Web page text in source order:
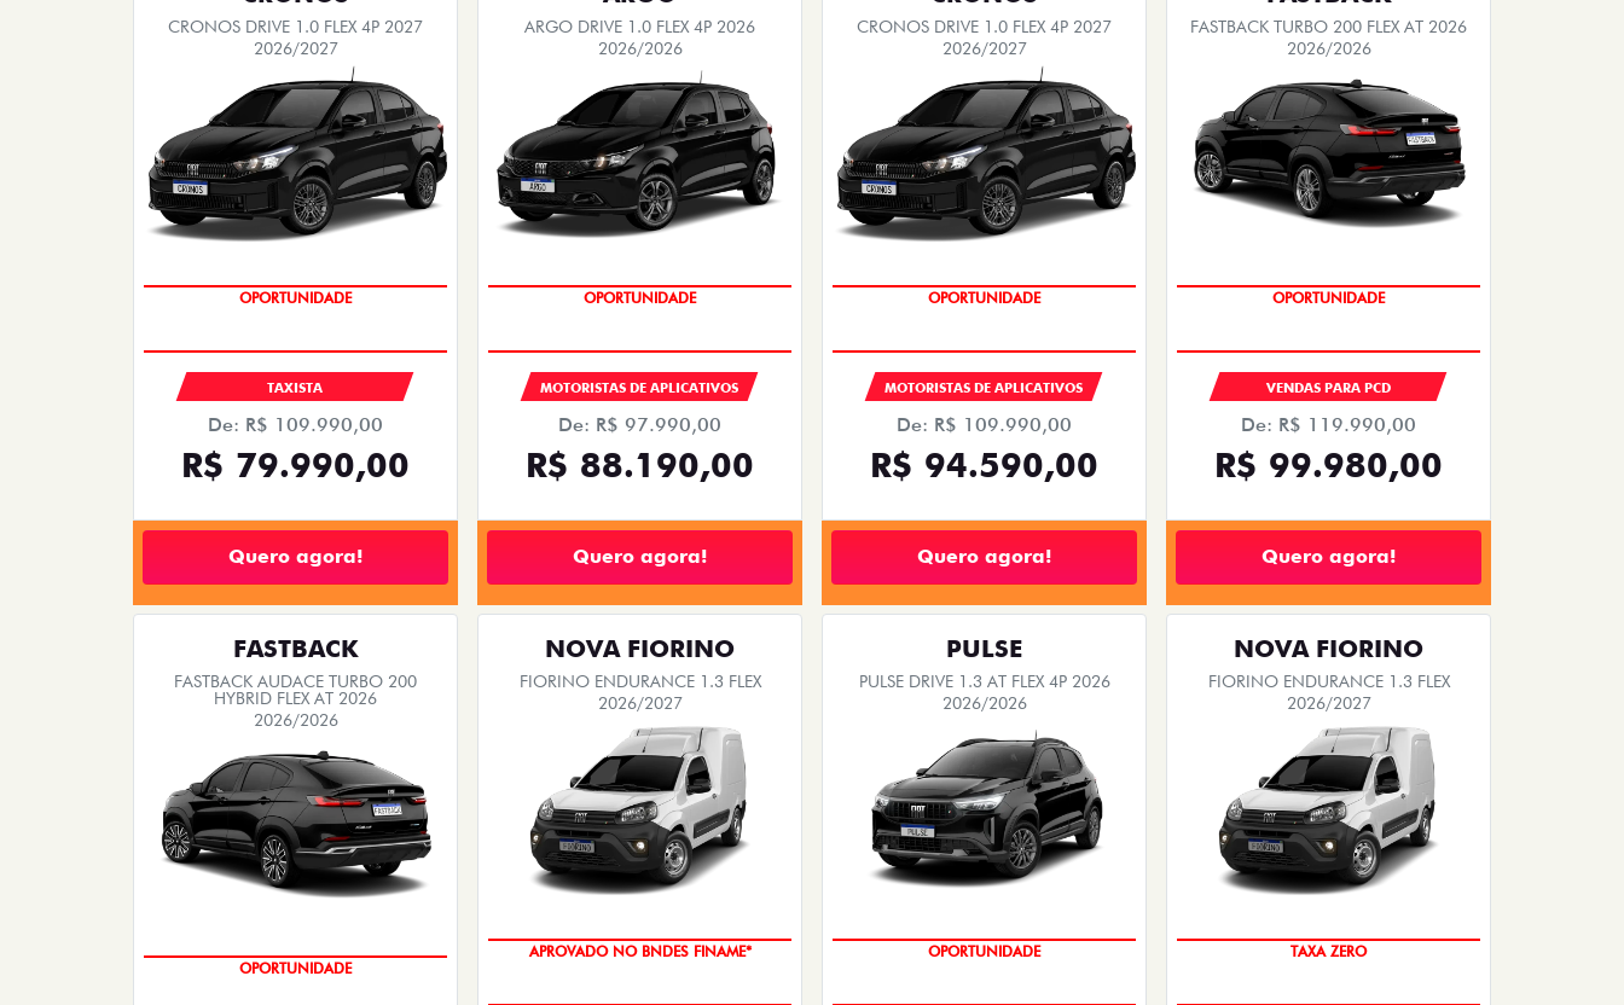
CRONOS DRIVE 1.0 FLEX 4P 2027
2026/2027
OPORTUNIDADE
TAXISTA
De: R$ 109.990,00
R$ 79.990,00
Quero agora!
ARGO DRIVE 1.0 FLEX 4P 2026
2026/2026
OPORTUNIDADE
MOTORISTAS DE APLICATIVOS
De: R$ 97.990,00
R$ 88.190,00
Quero agora!
CRONOS DRIVE 1.0 FLEX 4P 2027
2026/2027
OPORTUNIDADE
MOTORISTAS DE APLICATIVOS
De: R$ 109.990,00
R$ 94.590,00
Quero agora!
FASTBACK TURBO 200 FLEX AT 2026
2026/2026
OPORTUNIDADE
VENDAS PARA PCD
De: R$ 119.990,00
R$ 99.980,00
Quero agora!
FASTBACK
FASTBACK AUDACE TURBO 200
HYBRID FLEX AT 2026
2026/2026
OPORTUNIDADE
NOVA FIORINO
FIORINO ENDURANCE 1.3 FLEX
2026/2027
APROVADO NO BNDES FINAME*
PULSE
PULSE DRIVE 1.3 AT FLEX 4P 2026
2026/2026
OPORTUNIDADE
NOVA FIORINO
FIORINO ENDURANCE 1.3 FLEX
2026/2027
TAXA ZERO